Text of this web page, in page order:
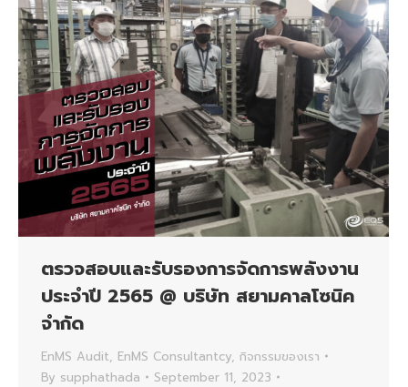
ตรวจสอบและรับรองการจัดการพลังงาน
ประจำปี 2565 @ บริษัท สยามคาลโซนิค
จำกัด
EnMS Audit, EnMS Consultantcy, กิจกรรมของเรา
By supphathada
September 11, 2023